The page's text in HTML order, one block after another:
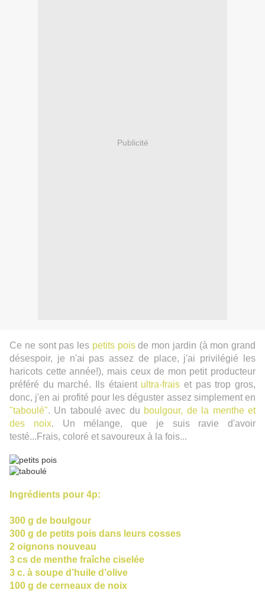
Publicité
Ce ne sont pas les petits poisde mon jardin (à mon grand
désespoir, je n'ai pas assez de place, j'ai privilégié les
haricots cette année!), mais ceux de mon petit producteur
préféré du marché. Ils étaient ultra-frais et pas trop gros,
donc, j'en ai profité pour les déguster assez simplement en
"taboulé". Un taboulé avec du boulgour, de la menthe et
des noix. Un mélange, que je suis ravie d'avoir
testé...Frais, coloré et savoureux à la fois...
ngrédients pour 4p:
300 g de boulgour
300 g de petits pois dans leurs cosses
2 oignons nouveau
3 cs de menthe fraîche ciselée
3 c. à soupe d’huile d’olive
100 g de cerneaux de noix